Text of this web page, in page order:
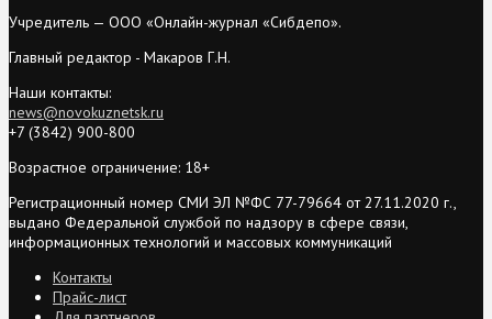
Учредитель — ООО «Онлайн-журнал «Сибдепо».
Главный редактор - Макаров Г.Н.
Наши контакты:
news@novokuznetsk.ru
+7 (3842) 900-800
Возрастное ограничение: 18+
Регистрационный номер СМИ ЭЛ №ФС 77-79664 от 27.11.2020 г.,
выдано Федеральной службой по надзору в сфере связи,
информационных технологий и массовых коммуникаций
Контакты
Прайс-лист